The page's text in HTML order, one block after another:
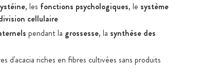
, les fonctions psychologiques, le système
cellulaire
pendant la grossesse, la synthèse des
d'acacia riches en fibres cultivées sans produits